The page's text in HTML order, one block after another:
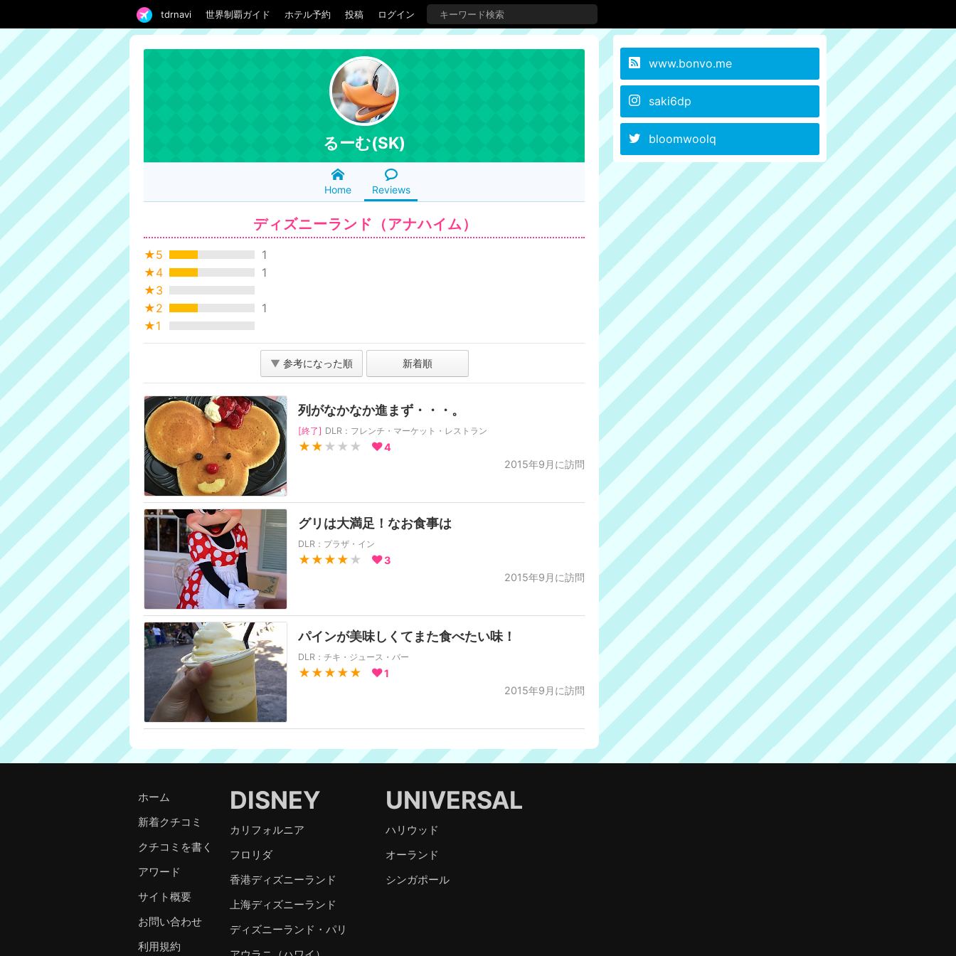
tdrnavi 世界制覇ガイド ホテル予約 投稿 ログイン
るーむ(SK)
Home Reviews
ディズニーランド（アナハイム）
★5
1
★4
1
★3
★2
1
★1
▼ 参考になった順 新着順
列がなかなか進まず・・・。
[終了] DLR：フレンチ・マーケット・レストラン
★★ ★★★
4
2015年9月に訪問
グリは大満足！なお食事は
DLR：プラザ・イン
★★★★ ★
3
2015年9月に訪問
パインが美味しくてまた食べたい味！
DLR：チキ・ジュース・バー
★★★★★
1
2015年9月に訪問
www.bonvo.me
saki6dp
bloomwoolq
ホーム
新着クチコミ
クチコミを書く
アワード
サイト概要
お問い合わせ
利用規約
DISNEY
カリフォルニア
フロリダ
香港ディズニーランド
上海ディズニーランド
ディズニーランド・パリ
UNIVERSAL
ハリウッド
オーランド
シンガポール